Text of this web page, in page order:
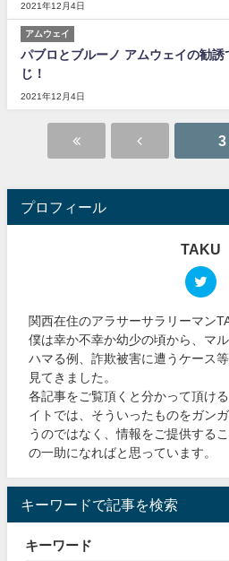
2021年12月4日
アムウェイ
パブロとブルーノ アムウェイの勧
じ！
2021年12月4日
3
プロフィール
TAKU
関西在住のアラサーサラリーマン
僕は幸か不幸か幼少の頃から、マ
ハマる例、詐欺被害に遭うケース
見てきました。
各記事をご覧頂くと分かって頂け
イトでは、そういったものをガン
うのではなく、情報をご提供する
の一助になればと思っています。
キーワードで記事を検索
キーワード